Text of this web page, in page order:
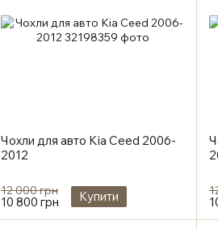
Чохли для авто Kia Ceed 2006-
2012
12 000 грн
10 800 грн Купити